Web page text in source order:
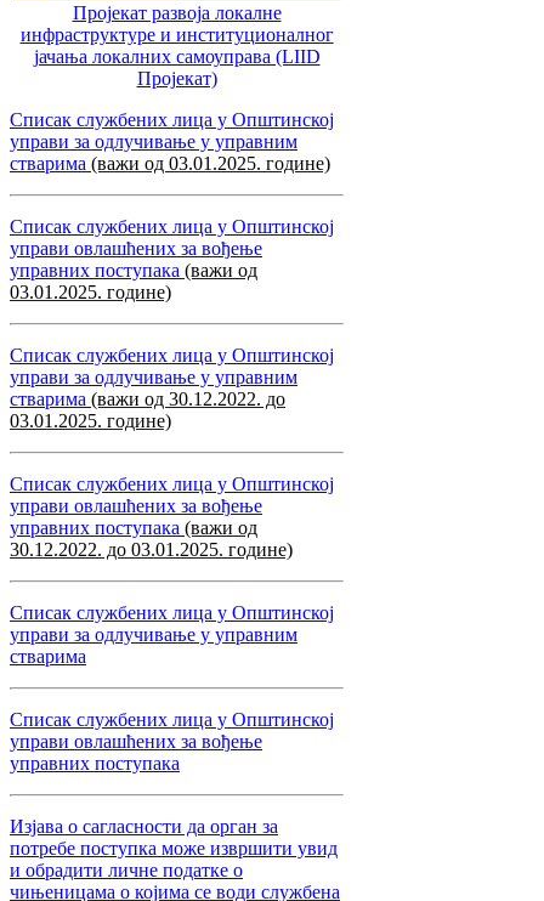
Пројекат развоја локалне
инфраструктуре и институционалног
јачања локалних самоуправa (LIID
Пројекат)
Списак службених лица у Општинској
управи за одлучивање у управним
стварима (важи од 03.01.2025. године)
Списак службених лица у Општинској
управи овлашћених за вођење
управних поступака (важи од
03.01.2025. године)
Списак службених лица у Општинској
управи за одлучивање у управним
стварима (важи од 30.12.2022. до
03.01.2025. године)
Списак службених лица у Општинској
управи овлашћених за вођење
управних поступака (важи од
30.12.2022. до 03.01.2025. године)
Списак службених лица у Општинској
управи за одлучивање у управним
стварима
Списак службених лица у Општинској
управи овлашћених за вођење
управних поступака
Изјава о сагласности да орган за
потребе поступка може извршити увид
и обрадити личне податке о
чињеницама о којима се води службена